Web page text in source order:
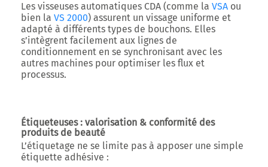
Les visseuses automatiques CDA (comme la VSA ou
bien la VS 2000) assurent un vissage uniforme et
adapté à différents types de bouchons. Elles
s’intègrent facilement aux lignes de
conditionnement en se synchronisant avec les
autres machines pour optimiser les flux et
processus.
Étiqueteuses : valorisation & conformité des
produits de beauté
L’étiquetage ne se limite pas à apposer une simple
étiquette adhésive :